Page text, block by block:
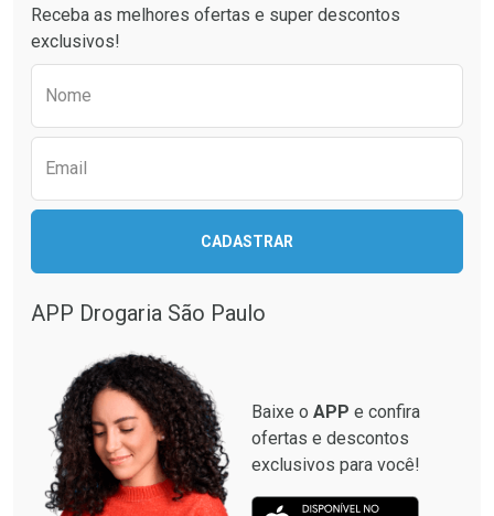
Comprar sem Desconto
Comprar sem Desconto
Comprar sem Desconto
Comprar sem Desconto
Receba as melhores ofertas e super descontos
exclusivos!
Nome
Email
CADASTRAR
APP Drogaria São Paulo
Baixe o APP e confira
ofertas e descontos
exclusivos para você!